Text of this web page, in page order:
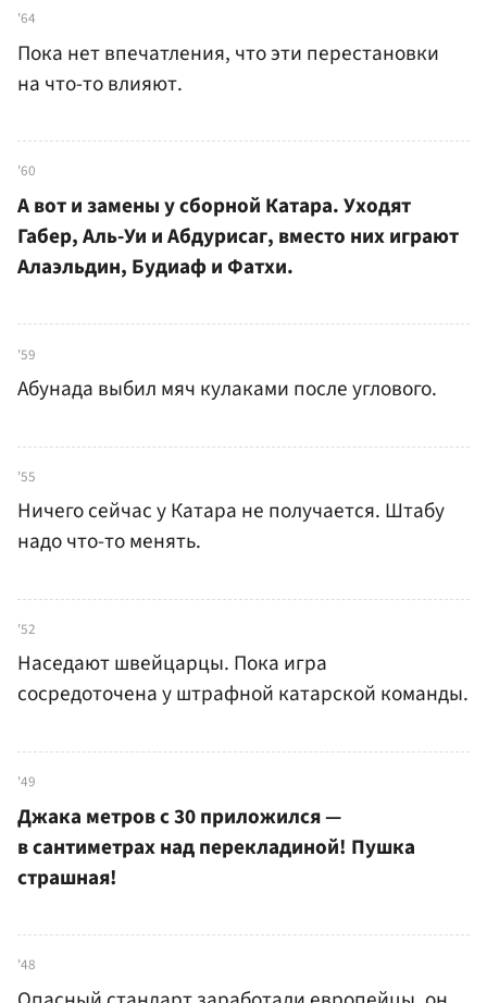
'64
Пока нет впечатления, что эти перестановки
на что-то влияют.
'60
А вот и замены у сборной Катара. Уходят
Габер, Аль-Уи и Абдурисаг, вместо них играют
Алаэльдин, Будиаф и Фатхи.
'59
Абунада выбил мяч кулаками после углового.
'55
Ничего сейчас у Катара не получается. Штабу
надо что-то менять.
'52
Наседают швейцарцы. Пока игра
сосредоточена у штрафной катарской команды.
'49
Джака метров с 30 приложился —
в сантиметрах над перекладиной! Пушка
страшная!
'48